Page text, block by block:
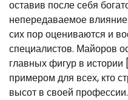
оставив после себя
непередаваемое
сих пор оцениваются и
специалистов. Майоров
главных фигур в
примером для всех, кто
высот в своей профессии.